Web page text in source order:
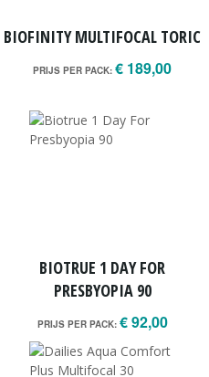
BIOFINITY MULTIFOCAL TORIC
PRIJS PER PACK: € 189,00
BIOTRUE 1 DAY FOR
PRESBYOPIA 90
PRIJS PER PACK: € 92,00